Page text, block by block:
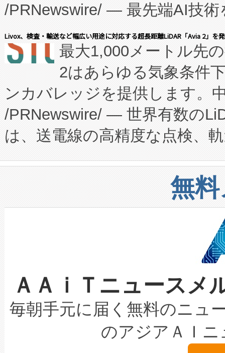
キー方式で拡張性が高く、持
す。FCCM‑を活用した現地生
患者にとっての費用負担を大
のアクセスを大幅に拡大する
Fully-Connected Continuous
プログラムには、施設設計・
に関する技術移転および知的
構造化トレーニングカリキュ
上げおよび商用化段階におけ
設備整備および立ち上げ調整
加組織は、Enzeneのバイオ
選定された製品について、自
取得できる可能性もあります
設には、3億～4億ドルかか
最高経営責任者（CEO）であ
す。「当社のfully-connected
ームを利用すれば、6,000万
/PRNewswire/ — 最先端AI技術
会社エーアイ・アンド：本社
President原信平）と、エンタ
ードするVoltaiqは、日本にあ
ーエネルギー貯蔵システム（
た。 Voltaiq独自のAI搭載プラ
定、統合、導入、運用に至る
安全性を追跡し、確保する事
増加しているデータセンター
る電力網に大きな負担をかけ
事業者の負担軽減という課題
系統連系を迅速にし、ピーク
限を超えて利用可能な電力容
持できるよう貢献します。こ
ービスレベル契約（SLA）違
テリー性能の劣化によるダウ
念は、現在データセンターが
Livox、検査・輸送など幅広い用途に対応する超長距離LiDAR「Avia 2」を
最大1,000メートル先
2はあらゆる気象条件
ンカバレッジを提供します。
/PRNewswire/ — 世界有数の
は、送電線の高精度な点検、
や穀物倉庫におけるバルク材
リューション「Avia 2」を発
したAvia 2は、1,000メート
狭視野のFOVを切り替えるこ
ケーブル、枝などの細かな対
なレーザースポットにより、
な環境下でも豊かなディテー
キロメートル範囲を検出
LiDAR for Inspections,
は1535 nmレーザーを搭載。
無
ＡＡｉＴニュース
毎朝手元に届く無料のニュ
のアジアＡＩ